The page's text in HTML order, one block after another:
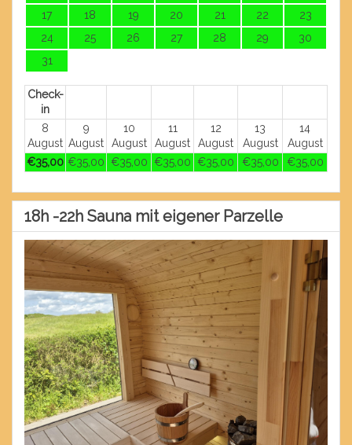
17
18 19 20 21 22
23
24
25 26 27 28 29
30
31
Check-
in
8
August
9
August
10
August
11
August
12
August
13
August
14
August
€35,00 €35,00 €35,00 €35,00 €35,00 €35,00 €35,00
18h -22h Sauna mit eigener Parzelle